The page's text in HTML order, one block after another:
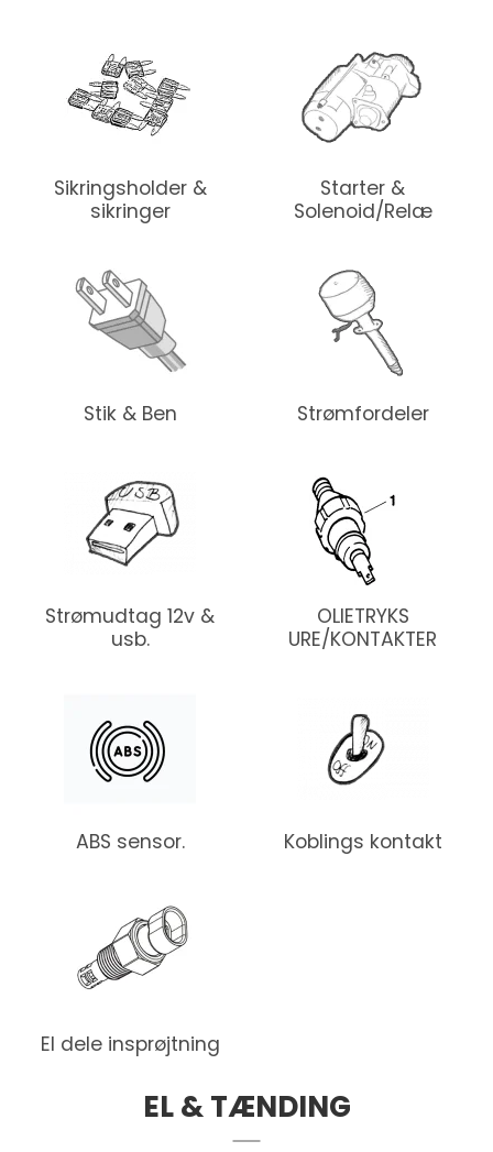
Sikringsholder &
sikringer
Starter &
Solenoid/Relæ
Stik & Ben Strømfordeler
Strømudtag 12v &
usb.
OLIETRYKS
URE/KONTAKTER
ABS sensor. Koblings kontakt
El dele insprøjtning
EL & TÆNDING